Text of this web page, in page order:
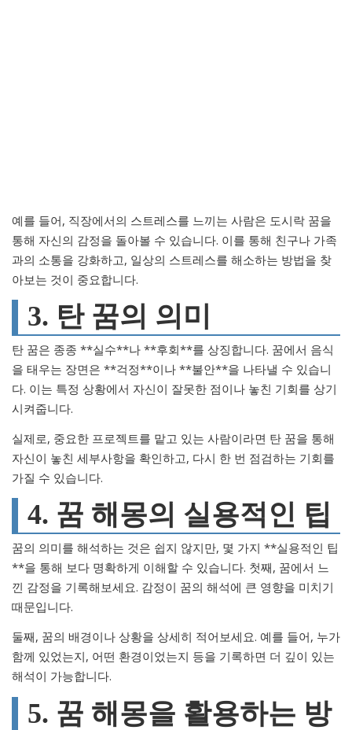
예를 들어, 직장에서의 스트레스를 느끼는 사람은 도시락 꿈을
통해 자신의 감정을 돌아볼 수 있습니다. 이를 통해 친구나 가족
과의 소통을 강화하고, 일상의 스트레스를 해소하는 방법을 찾
아보는 것이 중요합니다.
3. 탄 꿈의 의미
탄 꿈은 종종 **실수**나 **후회**를 상징합니다. 꿈에서 음식
을 태우는 장면은 **걱정**이나 **불안**을 나타낼 수 있습니
다. 이는 특정 상황에서 자신이 잘못한 점이나 놓친 기회를 상기
시켜줍니다.
실제로, 중요한 프로젝트를 맡고 있는 사람이라면 탄 꿈을 통해
자신이 놓친 세부사항을 확인하고, 다시 한 번 점검하는 기회를
가질 수 있습니다.
4. 꿈 해몽의 실용적인 팁
꿈의 의미를 해석하는 것은 쉽지 않지만, 몇 가지 **실용적인 팁
**을 통해 보다 명확하게 이해할 수 있습니다. 첫째, 꿈에서 느
낀 감정을 기록해보세요. 감정이 꿈의 해석에 큰 영향을 미치기
때문입니다.
둘째, 꿈의 배경이나 상황을 상세히 적어보세요. 예를 들어, 누가
함께 있었는지, 어떤 환경이었는지 등을 기록하면 더 깊이 있는
해석이 가능합니다.
5. 꿈 해몽을 활용하는 방